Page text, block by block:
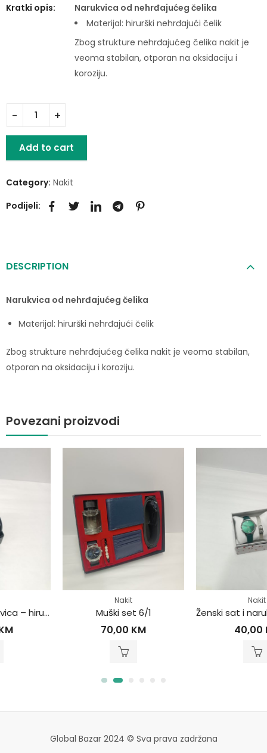
Kratki opis:
Narukvica od nehrđajućeg čelika
Materijal: hirurški nehrđajući čelik
Zbog strukture nehrđajućeg čelika nakit je
veoma stabilan, otporan na oksidaciju i
koroziju.
Add to cart
Category: Nakit
Podijeli:
DESCRIPTION
Narukvica od nehrđajućeg čelika
Materijal: hirurški nehrđajući čelik
Zbog strukture nehrđajućeg čelika nakit je veoma stabilan,
otporan na oksidaciju i koroziju.
Povezani proizvodi
– hirurški čelik Muški set 6/1 Ženski sat
KM
Global Bazar 2024 © Sva prava zadržana